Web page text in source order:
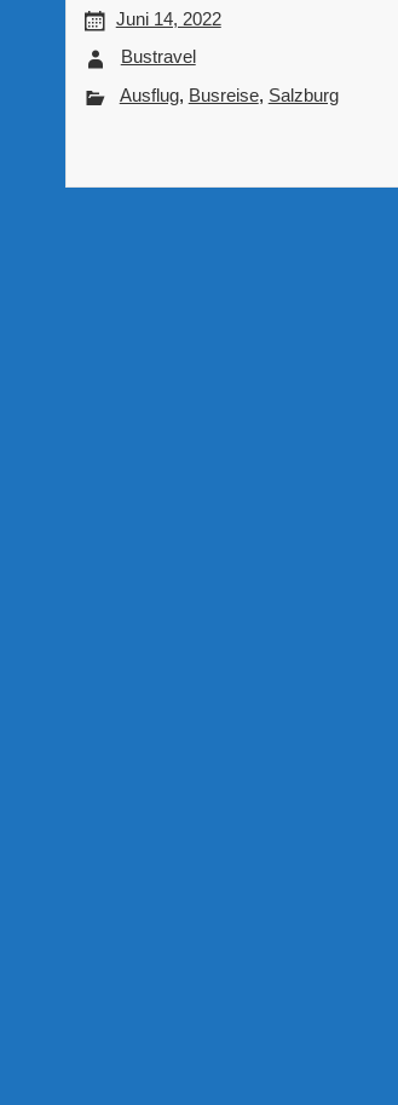
Juni 14, 2022
Bustravel
Ausflug, Busreise, Salzburg